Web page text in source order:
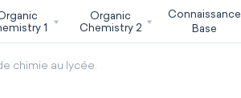
1
Organic
Chemistry 2
Connaissance
Base
chimie au lycée.